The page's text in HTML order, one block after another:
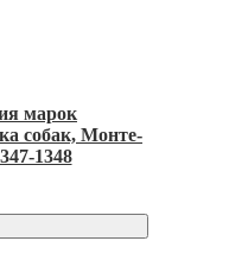
марок
собак, Монте-
1348